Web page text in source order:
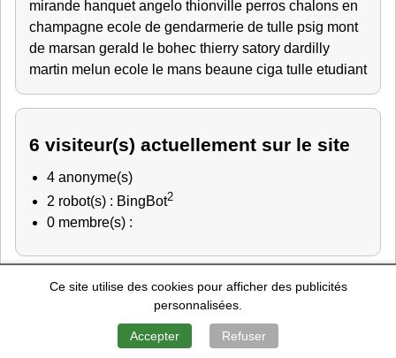
Ce site utilise des cookies pour afficher des publicités
personnalisées.
Accepter Refuser
mirande hanquet angelo thionville perros chalons en
champagne ecole de gendarmerie de tulle psig mont
de marsan gerald le bohec thierry satory dardilly
martin melun ecole le mans beaune ciga tulle etudiant
6 visiteur(s) actuellement sur le site
4 anonyme(s)
2 robot(s) : BingBot2
0 membre(s) :
Police Nationale-Education Nationale-Marine Nationale-
Gendarmerie Nationale-Recherche de personnes
Mentions Légales
Contact-A Propos